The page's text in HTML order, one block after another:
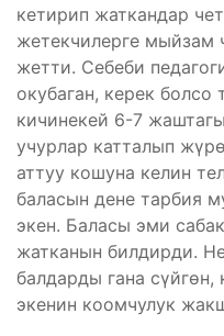
кетирип жаткандар
жетекчилерге мыйзам
жетти. Себеби
окубаган, керек болсо
кичинекей 6-7
учурлар катталып
аттуу кошуна келин
баласын дене тарбия
экен. Баласы эми
жатканын билдирди.
балдарды гана
экенин коомчулук